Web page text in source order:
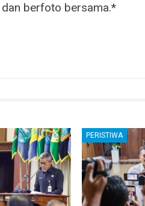
berfoto bersama.*
PERISTIWA